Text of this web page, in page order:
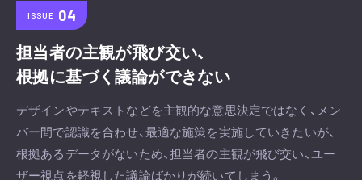
ISSUE
担当者の主観が飛び交い、
根拠に基づく議論ができない
デザインやテキストなどを主観的な意思決定ではなく、メン
バー間で認識を合わせ、最適な施策を実施していきたいが、
根拠あるデータがないため、担当者の主観が飛び交い、ユー
ザー視点を軽視した議論ばかりが続いてしまう。